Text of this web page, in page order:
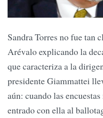
Sandra Torres no fue tan
Arévalo explicando la
que caracteriza a la
presidente Giammattei
aún: cuando las
entrado con ella al